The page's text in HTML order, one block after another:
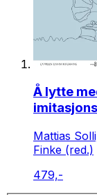
Å lytte
Mattias
Finke (red.)
479,-